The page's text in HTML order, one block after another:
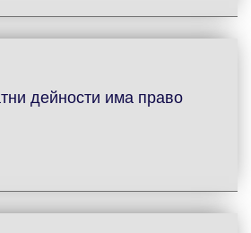
дейности има право